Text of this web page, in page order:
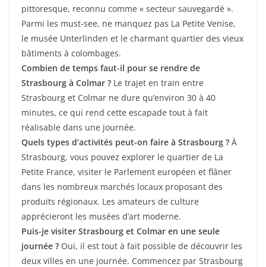
pittoresque, reconnu comme « secteur sauvegardé ».
Parmi les must-see, ne manquez pas La Petite Venise,
le musée Unterlinden et le charmant quartier des vieux
bâtiments à colombages.
Combien de temps faut-il pour se rendre de
Strasbourg à Colmar ? Le trajet en train entre
Strasbourg et Colmar ne dure qu’environ 30 à 40
minutes, ce qui rend cette escapade tout à fait
réalisable dans une journée.
Quels types d’activités peut-on faire à Strasbourg ? À
Strasbourg, vous pouvez explorer le quartier de La
Petite France, visiter le Parlement européen et flâner
dans les nombreux marchés locaux proposant des
produits régionaux. Les amateurs de culture
apprécieront les musées d’art moderne.
Puis-je visiter Strasbourg et Colmar en une seule
journée ? Oui, il est tout à fait possible de découvrir les
deux villes en une journée. Commencez par Strasbourg